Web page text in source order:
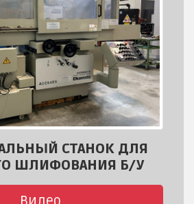
СТАНОК ДЛЯ
ШЛИФОВАНИЯ Б/У